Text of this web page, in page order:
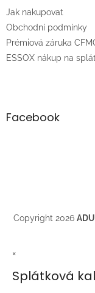
Jak nakupovat
Obchodní podmínky
Prémiová záruka
ESSOX nákup na
Facebook
Copyright 2026
×
Splátková